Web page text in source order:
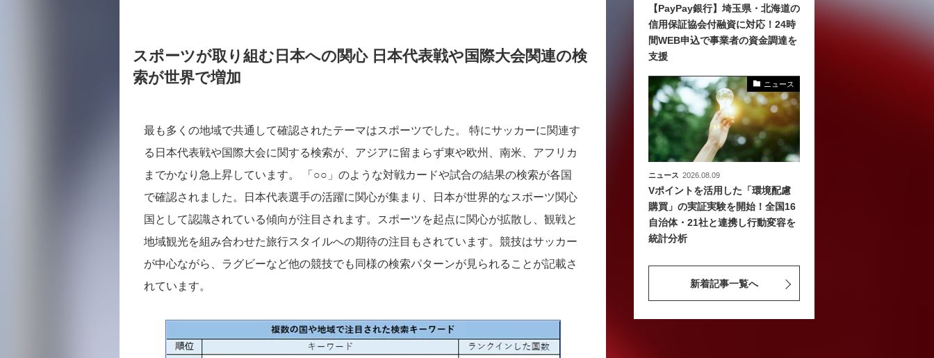
スポーツが取り組む日本への関心 日本代表戦や国際大会関連の検
索が世界で増加
最も多くの地域で共通して確認されたテーマはスポーツでした。 特にサッカーに関連す
る日本代表戦や国際大会に関する検索が、アジアに留まらず東や欧州、南米、アフリカ
までかなり急上昇しています。 「○○」のような対戦カードや試合の結果の検索が各国
で確認されました。日本代表選手の活躍に関心が集まり、日本が世界的なスポーツ関心
国として認識されている傾向が注目されます。スポーツを起点に関心が拡散し、観戦と
地域観光を組み合わせた旅行スタイルへの期待の注目もされています。競技はサッカー
が中心ながら、ラグビーなど他の競技でも同様の検索パターンが見られることが記載さ
れています。
【PayPay銀行】埼玉県・北海道の
信用保証協会付融資に対応！24時
間WEB申込で事業者の資金調達を
支援
ニュース
ニュース 2026.08.09
Vポイントを活用した「環境配慮
購買」の実証実験を開始！全国16
自治体・21社と連携し行動変容を
統計分析
新着記事一覧へ